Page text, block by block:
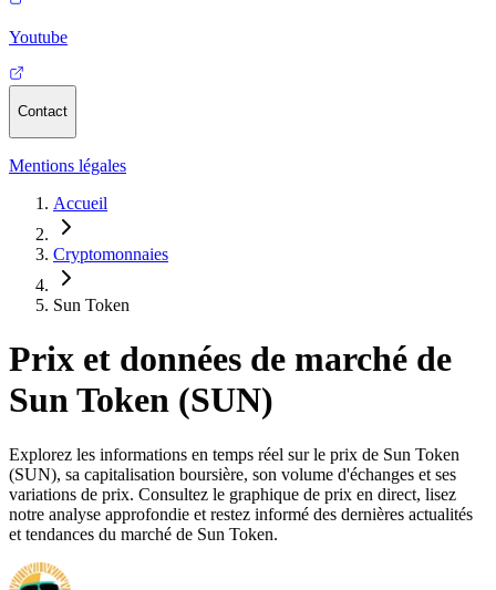
Youtube
Contact
Mentions légales
Accueil
Cryptomonnaies
Sun Token
Prix et données de marché de
Sun Token (SUN)
Explorez les informations en temps réel sur le prix de Sun Token
(SUN), sa capitalisation boursière, son volume d'échanges et ses
variations de prix. Consultez le graphique de prix en direct, lisez
notre analyse approfondie et restez informé des dernières actualités
et tendances du marché de Sun Token.